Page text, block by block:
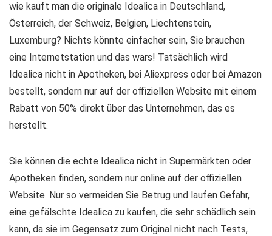
wie kauft man die originale Idealica in Deutschland,
Österreich, der Schweiz, Belgien, Liechtenstein,
Luxemburg? Nichts könnte einfacher sein, Sie brauchen
eine Internetstation und das wars! Tatsächlich wird
Idealica nicht in Apotheken, bei Aliexpress oder bei Amazon
bestellt, sondern nur auf der offiziellen Website mit einem
Rabatt von 50% direkt über das Unternehmen, das es
herstellt.
Sie können die echte Idealica nicht in Supermärkten oder
Apotheken finden, sondern nur online auf der offiziellen
Website. Nur so vermeiden Sie Betrug und laufen Gefahr,
eine gefälschte Idealica zu kaufen, die sehr schädlich sein
kann, da sie im Gegensatz zum Original nicht nach Tests,